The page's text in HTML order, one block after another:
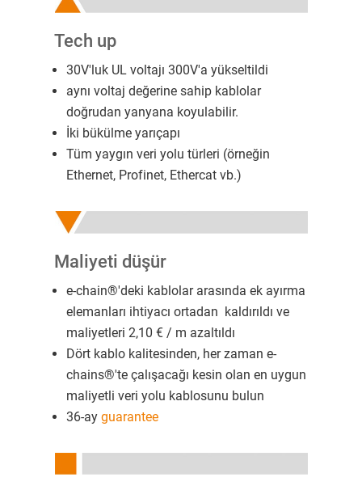
Tech up
30V'luk UL voltajı 300V'a yükseltildi
aynı voltaj değerine sahip kablolar
doğrudan yanyana koyulabilir.
İki bükülme yarıçapı
Tüm yaygın veri yolu türleri (örneğin
Ethernet, Profinet, Ethercat vb.)
Maliyeti düşür
e-chain®'deki kablolar arasında ek ayırma
elemanları ihtiyacı ortadan kaldırıldı ve
maliyetleri 2,10 € / m azaltıldı
Dört kablo kalitesinden, her zaman e-
chains®'te çalışacağı kesin olan en uygun
maliyetli veri yolu kablosunu bulun
36-ay guarantee